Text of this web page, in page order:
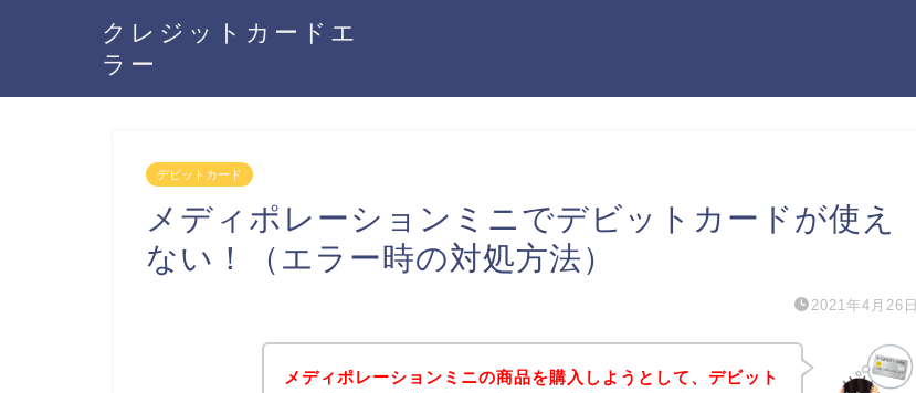
クレジットカードエ
ラー
デビットカード
メディポレーションミニでデビットカードが使え
ない！（エラー時の対処方法）
2021年4月26日
メディポレーションミニの商品を購入しようとして、デビット